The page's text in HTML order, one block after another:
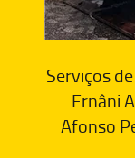
Serviços de
Ernâni
Afonso